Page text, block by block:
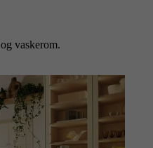
vaskerom.